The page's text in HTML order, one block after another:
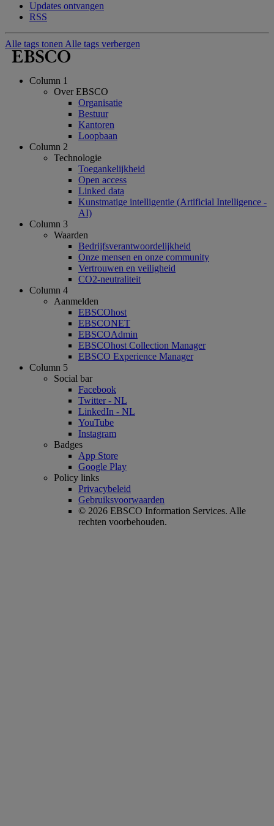
Updates ontvangen
RSS
Alle tags tonen Alle tags verbergen
Column 1
Over EBSCO
Organisatie
Bestuur
Kantoren
Loopbaan
Column 2
Technologie
Toegankelijkheid
Open access
Linked data
Kunstmatige intelligentie (Artificial Intelligence -
AI)
Column 3
Waarden
Bedrijfsverantwoordelijkheid
Onze mensen en onze community
Vertrouwen en veiligheid
CO2-neutraliteit
Column 4
Aanmelden
EBSCOhost
EBSCONET
EBSCOAdmin
EBSCOhost Collection Manager
EBSCO Experience Manager
Column 5
Social bar
Facebook
Twitter - NL
LinkedIn - NL
YouTube
Instagram
Badges
App Store
Google Play
Policy links
Privacybeleid
Gebruiksvoorwaarden
© 2026 EBSCO Information Services. Alle
rechten voorbehouden.